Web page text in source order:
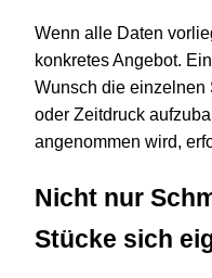
Wenn alle Daten
konkretes Angebot.
Wunsch die einzelnen
oder Zeitdruck
angenommen wird,
Nicht nur
Stücke sich